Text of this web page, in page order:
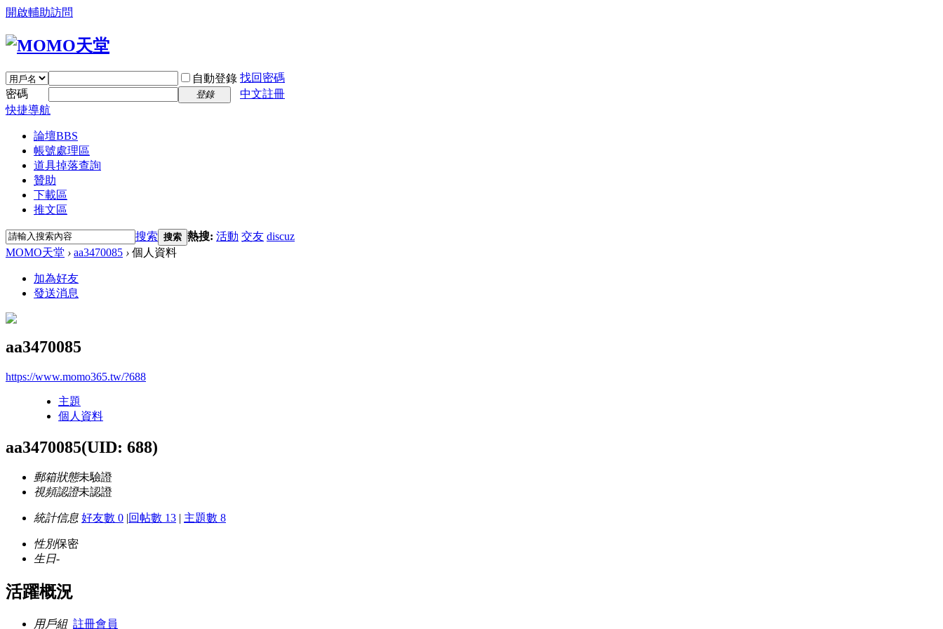
開啟輔助訪問
自動登錄 找回密碼
密碼
登錄
中文註冊
快捷導航
論壇BBS
帳號處理區
道具掉落查詢
贊助
下載區
推文區
搜索 搜索 熱搜: 活動 交友 discuz
MOMO天堂 › aa3470085 › 個人資料
加為好友
發送消息
aa3470085
https://www.momo365.tw/?688
主題
個人資料
aa3470085(UID: 688)
郵箱狀態未驗證
視頻認證未認證
統計信息 好友數 0 |回帖數 13 | 主題數 8
性別保密
生日-
活躍概況
用戶組 註冊會員